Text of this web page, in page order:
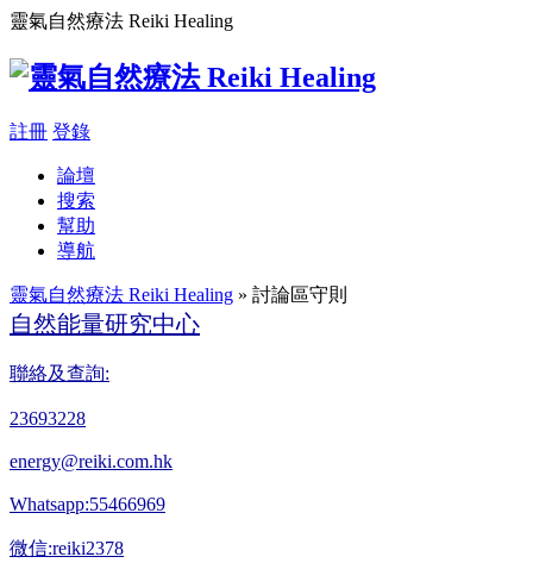
靈氣自然療法 Reiki Healing
註冊 登錄
論壇
搜索
幫助
導航
靈氣自然療法 Reiki Healing » 討論區守則
自然能量研究中心
聯絡及查詢:
23693228
energy@reiki.com.hk
Whatsapp:55466969
微信:reiki2378